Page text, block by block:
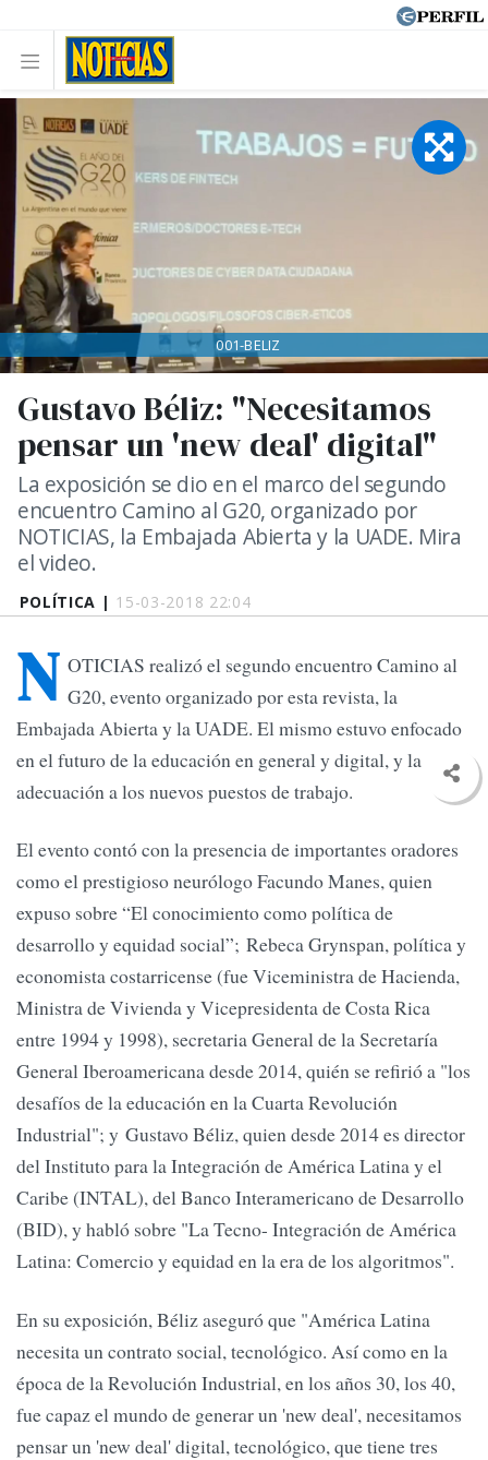
POLÍTICA | 15-03-2018 22:04
Gustavo Béliz: "Necesitamos
pensar un 'new deal' digital"
La exposición se dio en el marco del segundo
encuentro Camino al G20, organizado por
NOTICIAS, la Embajada Abierta y la UADE. Mira
el video.
001-BELIZ
N OTICIAS realizó el segundo encuentro Camino al
G20, evento organizado por esta revista, la
Embajada Abierta y la UADE. El mismo estuvo enfocado
en el futuro de la educación en general y digital, y la
adecuación a los nuevos puestos de trabajo.
El evento contó con la presencia de importantes oradores
como el prestigioso neurólogo Facundo Manes, quien
expuso sobre “El conocimiento como política de
desarrollo y equidad social”; Rebeca Grynspan, política y
economista costarricense (fue Viceministra de Hacienda,
Ministra de Vivienda y Vicepresidenta de Costa Rica
entre 1994 y 1998), secretaria General de la Secretaría
General Iberoamericana desde 2014, quién se refirió a "los
desafíos de la educación en la Cuarta Revolución
Industrial"; y Gustavo Béliz, quien desde 2014 es director
del Instituto para la Integración de América Latina y el
Caribe (INTAL), del Banco Interamericano de Desarrollo
(BID), y habló sobre "La Tecno- Integración de América
Latina: Comercio y equidad en la era de los algoritmos".
En su exposición, Béliz aseguró que "América Latina
necesita un contrato social, tecnológico. Así como en la
época de la Revolución Industrial, en los años 30, los 40,
fue capaz el mundo de generar un 'new deal', necesitamos
pensar un 'new deal' digital, tecnológico, que tiene tres